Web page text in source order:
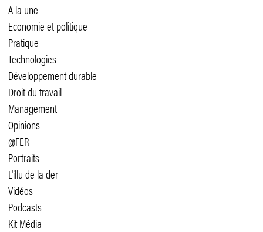
A la une
Economie et politique
Pratique
Technologies
Développement durable
Droit du travail
Management
Opinions
@FER
Portraits
L'illu de la der
Vidéos
Podcasts
Kit Média